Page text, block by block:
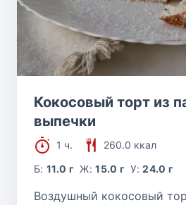
Кокосовый торт из
выпечки
1 ч.
260.0 ккал
Б:11.0 г Ж:15.0 г У:24.0 г
Воздушный кокосовый